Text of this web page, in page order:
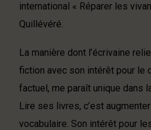
c
t
international « Réparer les
Quillévéré.
La manière dont l’écrivaine
fiction avec son intérêt pour le
factuel, me paraît unique dans
Lire ses livres, c’est
vocabulaire. Son intérêt pour